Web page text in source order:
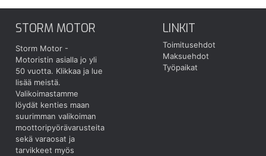
STORM MOTOR
Storm Motor -
Motoristin asialla jo yli
50 vuotta. Klikkaa ja lue
lisää meistä.
Valikoimastamme
löydät kenties maan
suurimman valikoiman
moottoripyörävarusteita
sekä varaosat ja
tarvikkeet myös
LINKIT
Toimitusehdot
Maksuehdot
Työpaikat